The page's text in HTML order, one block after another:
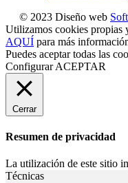
© 2023 Diseño web
Utilizamos cookies propias
AQUÍ para más
Puedes aceptar todas las
Configurar ACEPTAR
Cerrar
Resumen de privacidad
La utilización de este sitio
Técnicas